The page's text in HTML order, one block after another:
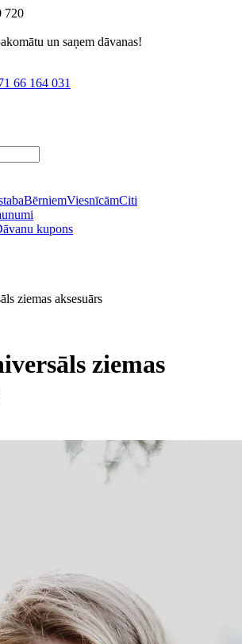
720
un saņem dāvanas!
66 164 031
BērniemViesnīcāmCiti
kupons
ziemas aksesuārs
ziemas